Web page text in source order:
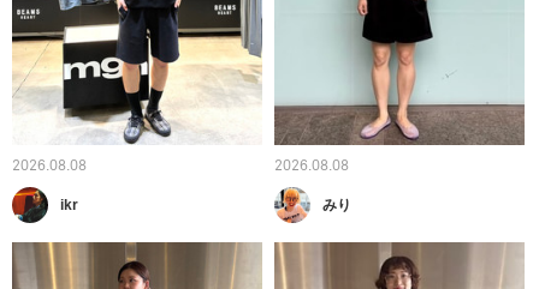
2026.08.08
ikr
2026.08.08
みり